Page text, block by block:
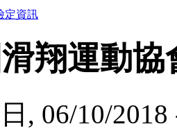
定資訊
翔運動協
, 06/10/